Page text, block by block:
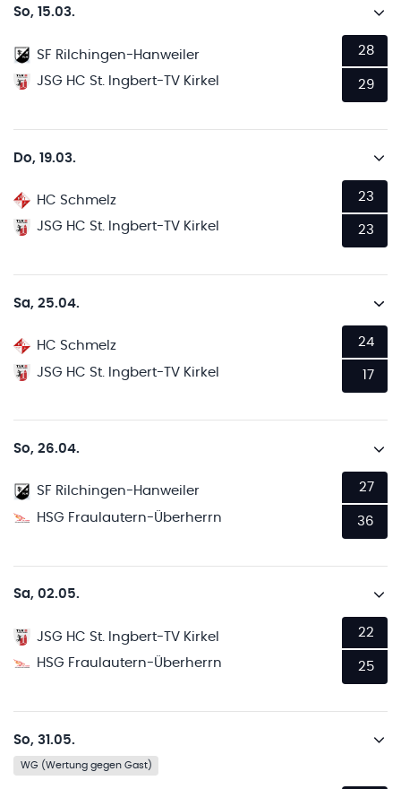
So, 15.03.
SF Rilchingen-Hanweiler
JSG HC St. Ingbert-TV Kirkel
28
29
Do, 19.03.
HC Schmelz
JSG HC St. Ingbert-TV Kirkel
23
23
Sa, 25.04.
HC Schmelz
JSG HC St. Ingbert-TV Kirkel
24
17
So, 26.04.
SF Rilchingen-Hanweiler
HSG Fraulautern-Überherrn
27
36
Sa, 02.05.
JSG HC St. Ingbert-TV Kirkel
HSG Fraulautern-Überherrn
22
25
So, 31.05.
WG (Wertung gegen Gast)